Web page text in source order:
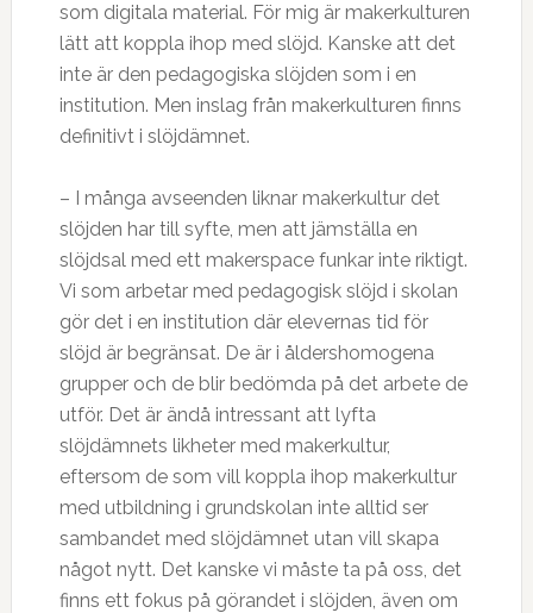
som digitala material. För mig är makerkulturen
lätt att koppla ihop med slöjd. Kanske att det
inte är den pedagogiska slöjden som i en
institution. Men inslag från makerkulturen finns
definitivt i slöjdämnet.
– I många avseenden liknar makerkultur det
slöjden har till syfte, men att jämställa en
slöjdsal med ett makerspace funkar inte riktigt.
Vi som arbetar med pedagogisk slöjd i skolan
gör det i en institution där elevernas tid för
slöjd är begränsat. De är i åldershomogena
grupper och de blir bedömda på det arbete de
utför. Det är ändå intressant att lyfta
slöjdämnets likheter med makerkultur,
eftersom de som vill koppla ihop makerkultur
med utbildning i grundskolan inte alltid ser
sambandet med slöjdämnet utan vill skapa
något nytt. Det kanske vi måste ta på oss, det
finns ett fokus på görandet i slöjden, även om